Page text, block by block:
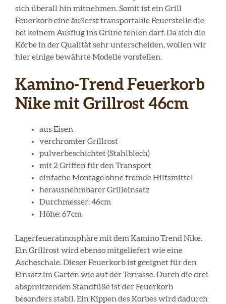
sich überall hin mitnehmen. Somit ist ein Grill
Feuerkorb eine äußerst transportable Feuerstelle die
bei keinem Ausflug ins Grüne fehlen darf. Da sich die
Körbe in der Qualität sehr unterscheiden, wollen wir
hier einige bewährte Modelle vorstellen.
Kamino-Trend Feuerkorb
Nike mit Grillrost 46cm
aus Eisen
verchromter Grillrost
pulverbeschichtet (Stahlblech)
mit 2 Griffen für den Transport
einfache Montage ohne fremde Hilfsmittel
herausnehmbarer Grilleinsatz
Durchmesser: 46cm
Höhe: 67cm
Lagerfeueratmosphäre mit dem Kamino Trend Nike.
Ein Grillrost wird ebenso mitgeliefert wie eine
Ascheschale. Dieser Feuerkorb ist geeignet für den
Einsatz im Garten wie auf der Terrasse. Durch die drei
abspreitzenden Standfüße ist der Feuerkorb
besonders stabil. Ein Kippen des Korbes wird dadurch